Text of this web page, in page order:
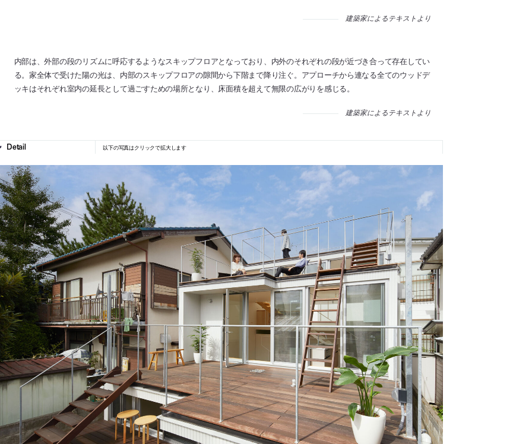
建築家によるテキストより
内部は、外部の段のリズムに呼応するようなスキップフロアとなっており、内外のそれぞれの段が近づき合って存在してい
る。家全体で受けた陽の光は、内部のスキップフロアの隙間から下階まで降り注ぐ。アプローチから連なる全てのウッドデ
ッキはそれぞれ室内の延長として過ごすための場所となり、床面積を超えて無限の広がりを感じる。
建築家によるテキストより
以下の写真はクリックで拡大します